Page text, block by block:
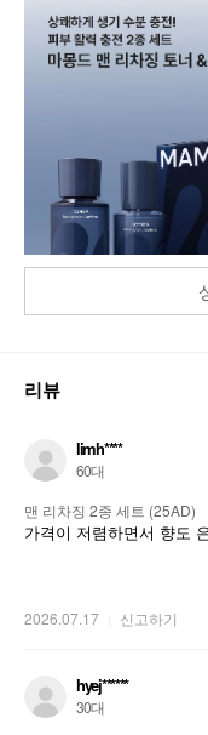
리뷰
limh****
60대
맨 리차징 2종 세트 (25AD)
가격이 저렴하면서 향도
2026.07.17 신고하기
hyej******
30대